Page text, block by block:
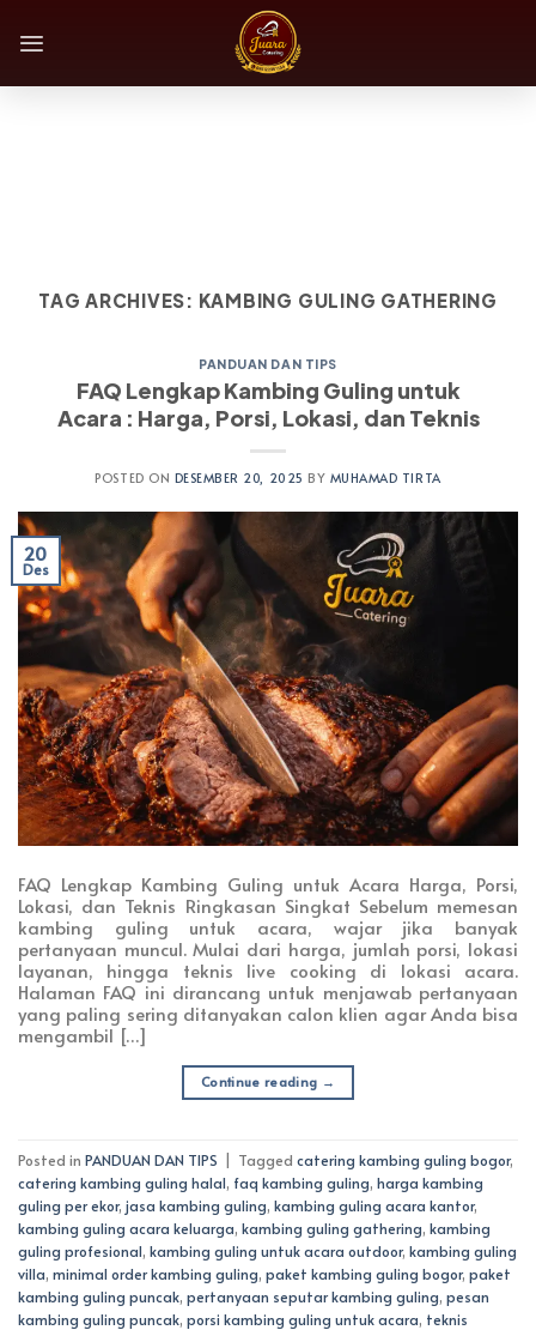
TAG ARCHIVES: KAMBING GULING GATHERING
PANDUAN DAN TIPS
FAQ Lengkap Kambing Guling untuk
Acara : Harga, Porsi, Lokasi, dan Teknis
POSTED ON DESEMBER 20, 2025 BY MUHAMAD TIRTA
20
Des
FAQ Lengkap Kambing Guling untuk Acara Harga, Porsi,
Lokasi, dan Teknis Ringkasan Singkat Sebelum memesan
kambing guling untuk acara, wajar jika banyak
pertanyaan muncul. Mulai dari harga, jumlah porsi, lokasi
layanan, hingga teknis live cooking di lokasi acara.
Halaman FAQ ini dirancang untuk menjawab pertanyaan
yang paling sering ditanyakan calon klien agar Anda bisa
mengambil […]
Continue reading →
Posted in PANDUAN DAN TIPS | Tagged catering kambing guling bogor,
catering kambing guling halal, faq kambing guling, harga kambing
guling per ekor, jasa kambing guling, kambing guling acara kantor,
kambing guling acara keluarga, kambing guling gathering, kambing
guling profesional, kambing guling untuk acara outdoor, kambing guling
villa, minimal order kambing guling, paket kambing guling bogor, paket
kambing guling puncak, pertanyaan seputar kambing guling, pesan
kambing guling puncak, porsi kambing guling untuk acara, teknis